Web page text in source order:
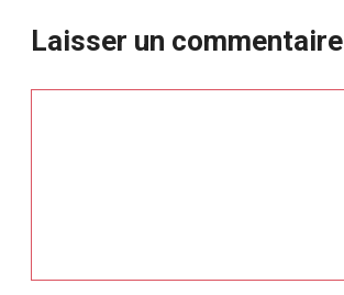
Laisser un commentaire